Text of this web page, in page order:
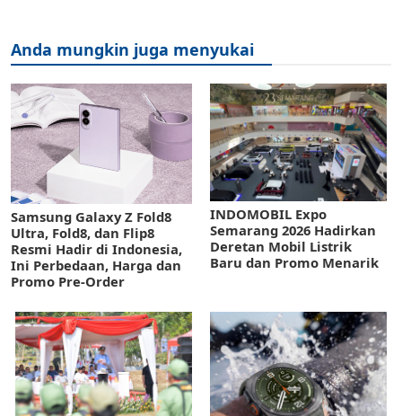
Anda mungkin juga menyukai
Samsung Galaxy Z Fold8
Ultra, Fold8, dan Flip8
Resmi Hadir di Indonesia,
Ini Perbedaan, Harga dan
Promo Pre-Order
INDOMOBIL Expo
Semarang 2026 Hadirkan
Deretan Mobil Listrik
Baru dan Promo Menarik